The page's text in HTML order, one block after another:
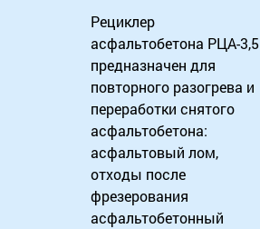
Рециклер
асфальтобетона РЦА-3,5
предназначен для
повторного разогрева и
переработки снятого
асфальтобетона:
асфальтовый лом,
отходы после
фрезерования
асфальтобетонный